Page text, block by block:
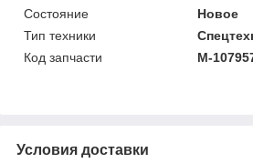
Состояние
Новое
Тип техники
Код запчасти
M-
Условия доставки